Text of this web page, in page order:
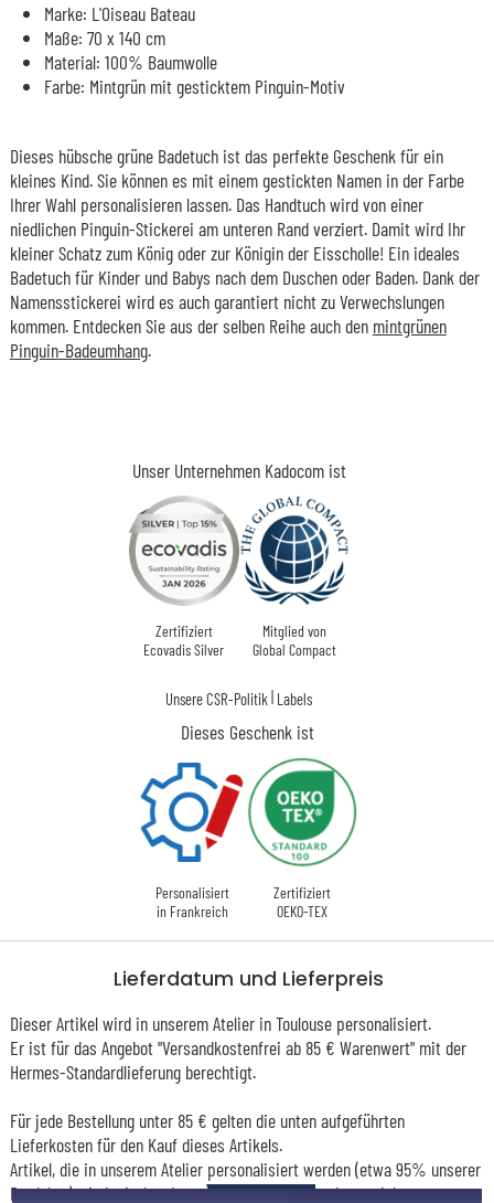
Marke: L'Oiseau Bateau
Maße: 70 x 140 cm
Material: 100% Baumwolle
Farbe: Mintgrün mit gesticktem Pinguin-Motiv
Unser Unternehmen Kadocom ist
Zertifiziert
Ecovadis Silver
Mitglied von
Global Compact
Unsere CSR-Politik | Labels
Dieses Geschenk ist
Personalisiert
in Frankreich
Zertifiziert
OEKO-TEX
Dieses hübsche grüne Badetuch ist das perfekte Geschenk für ein
kleines Kind. Sie können es mit einem gestickten Namen in der Farbe
Ihrer Wahl personalisieren lassen. Das Handtuch wird von einer
niedlichen Pinguin-Stickerei am unteren Rand verziert. Damit wird Ihr
kleiner Schatz zum König oder zur Königin der Eisscholle! Ein ideales
Badetuch für Kinder und Babys nach dem Duschen oder Baden. Dank der
Namensstickerei wird es auch garantiert nicht zu Verwechslungen
kommen. Entdecken Sie aus der selben Reihe auch den mintgrünen
Pinguin-Badeumhang.
Lieferdatum und Lieferpreis
Dieser Artikel wird in unserem Atelier in Toulouse personalisiert.
Er ist für das Angebot "Versandkostenfrei ab 85 € Warenwert" mit der
Hermes-Standardlieferung berechtigt.
Für jede Bestellung unter 85 € gelten die unten aufgeführten
Lieferkosten für den Kauf dieses Artikels.
Artikel, die in unserem Atelier personalisiert werden (etwa 95% unserer
Produkte), sind mit dem Logo
gekennzeichnet.